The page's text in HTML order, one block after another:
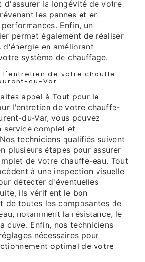
d'assurer la longévité de votre
les pannes et en
Enfin, un
permet également de réaliser
d'énergie en améliorant
système de chauffage.
l'entretien de votre chauffe-
du-Var
appel à Tout pour le
l'entretien de votre chauffe-
du-Var, vous pouvez
service complet et
techniciens qualifiés suivent
plusieurs étapes pour assurer
de votre chauffe-eau. Tout
à une inspection visuelle
détecter d'éventuelles
ils vérifient le bon
de toutes les composantes de
notamment la résistance, le
cuve. Enfin, nos techniciens
nécessaires pour
optimal de votre